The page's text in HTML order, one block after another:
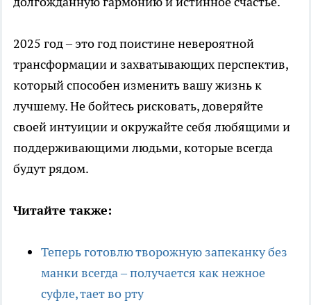
2025 год – это год поистине невероятной
трансформации и захватывающих перспектив,
который способен изменить вашу жизнь к
лучшему. Не бойтесь рисковать, доверяйте
своей интуиции и окружайте себя любящими и
поддерживающими людьми, которые всегда
будут рядом.
Читайте также:
Теперь готовлю творожную запеканку без
манки всегда – получается как нежное
суфле, тает во рту